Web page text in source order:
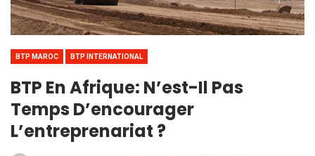
BTP MAROC BTP INTERNATIONAL
BTP En Afrique: N’est-Il Pas
Temps D’encourager
L’entreprenariat ?